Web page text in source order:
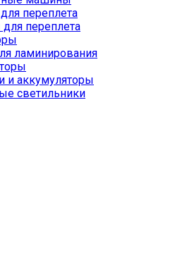
переплета
переплета
ламинирования
и аккумуляторы
светильники